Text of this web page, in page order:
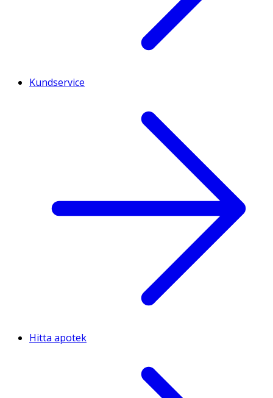
Kundservice
Hitta apotek